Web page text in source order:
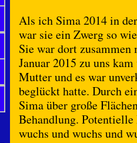
Als ich Sima 2014 in
war sie ein Zwerg so
Sie war dort
Januar 2015 zu uns
Mutter und es war
beglückt hatte. Durch
Sima über große
Behandlung. Potentielle
wuchs und wuchs und